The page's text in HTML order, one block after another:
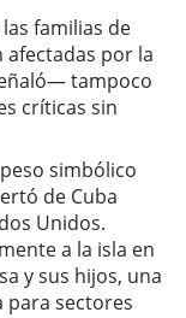
familias de
por la
tampoco
críticas sin
simbólico
de Cuba
Unidos.
a la isla en
y sus hijos, una
sectores